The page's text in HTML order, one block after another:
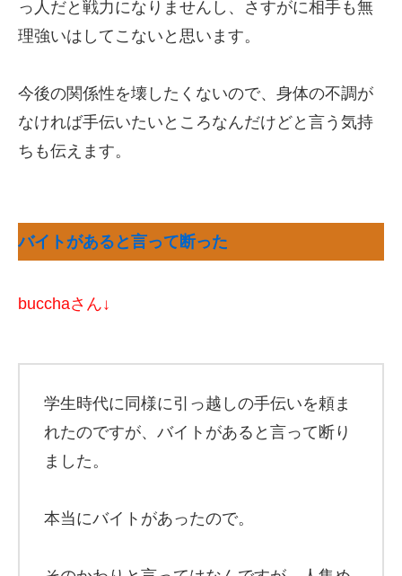
っ人だと戦力になりませんし、さすがに相手も無
理強いはしてこないと思います。
今後の関係性を壊したくないので、身体の不調が
なければ手伝いたいところなんだけどと言う気持
ちも伝えます。
バイトがあると言って断った
bucchaさん↓
学生時代に同様に引っ越しの手伝いを頼ま
れたのですが、バイトがあると言って断り
ました。
本当にバイトがあったので。